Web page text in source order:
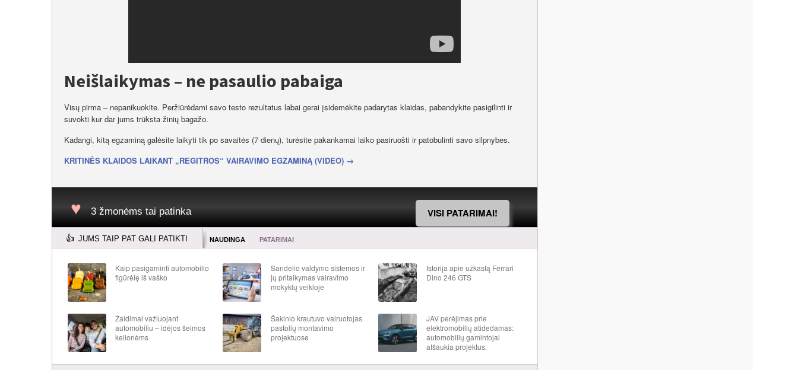
Neišlaikymas – ne pasaulio pabaiga
Visų pirma – nepanikuokite. Peržiūrėdami savo testo rezultatus labai gerai įsidemėkite padarytas klaidas, pabandykite pasigilinti ir
suvokti kur dar jums trūksta žinių bagažo.
Kadangi, kitą egzaminą galėsite laikyti tik po savaitės (7 dienų), turėsite pakankamai laiko pasiruošti ir patobulinti savo silpnybes.
KRITINĖS KLAIDOS LAIKANT „REGITROS“ VAIRAVIMO EGZAMINĄ (VIDEO) →
3 žmonėms tai patinka VISI PATARIMAI!
JUMS TAIP PAT GALI PATIKTI NAUDINGA PATARIMAI
Kaip pasigaminti automobilio
figūrėlę iš vaško
Sandėlio valdymo sistemos ir
jų pritaikymas vairavimo
mokyklų veikloje
Istorija apie užkastą Ferrari
Dino 246 GTS
Žaidimai važiuojant
automobiliu – idėjos šeimos
kelionėms
Šakinio krautuvo vairuotojas
pastolių montavimo
projektuose
JAV perėjimas prie
elektromobilių atidedamas:
automobilių gamintojai
atšaukia projektus.